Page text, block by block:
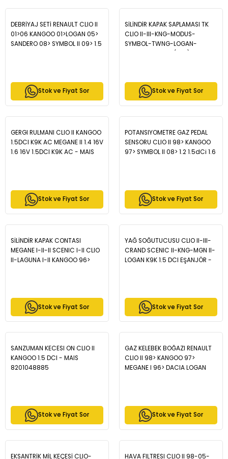
DEBRİYAJ SETİ RENAULT CLIO II
01>06 KANGOO 01>LOGAN 05>
SANDERO 08> SYMBOL II 09> 1.5
Stok ve Fiyat Sor
SİLİNDİR KAPAK SAPLAMASI TK
CLIO II-III-KNG-MODUS-
SYMBOL-TWNG-LOGAN-
Stok ve Fiyat Sor
GERGI RULMANI CLIO II KANGOO
1.5DCI K9K AC MEGANE II 1.4 16V
1.6 16V 1.5DCI K9K AC - MAIS
Stok ve Fiyat Sor
POTANSIYOMETRE GAZ PEDAL
SENSORU CLIO II 98> KANGOO
97> SYMBOL II 08> 1.2 1.5dCi 1.6
Stok ve Fiyat Sor
SİLİNDİR KAPAK CONTASI
MEGANE I-II-II SCENIC I-II CLIO
II-LAGUNA I-II KANGOO 96>
F9Q - MAIS 8200956481
Stok ve Fiyat Sor
YAĞ SOĞUTUCUSU CLIO II-III-
CRAND SCENIC II-KNG-MGN II-
LOGAN K9K 1.5 DCI EŞANJÖR -
Stok ve Fiyat Sor
SANZUMAN KECESI ON CLIO II
KANGOO 1.5 DCI - MAIS
8201048885
Stok ve Fiyat Sor
GAZ KELEBEK BOĞAZI RENAULT
CLIO II 98> KANGOO 97>
MEGANE I 96> DACIA LOGAN
Stok ve Fiyat Sor
EKSANTRİK MİL KEÇESİ CLIO-
HAVA FILTRESI CLIO II 98-05-